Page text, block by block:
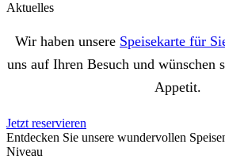
Aktuelles
Wir haben unsere Speisekarte für
uns auf Ihren Besuch und wünschen
Appetit.
Jetzt reservieren
Entdecken Sie unsere wundervollen
Niveau